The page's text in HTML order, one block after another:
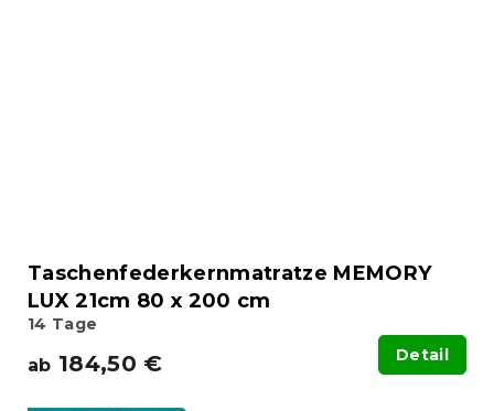
Taschenfederkernmatratze MEMORY
LUX 21cm 80 x 200 cm
14 Tage
ab 184,50 € Detail